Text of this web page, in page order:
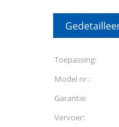
Toepassing:
Model nr.:
Garantie:
Vervoer: